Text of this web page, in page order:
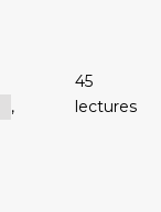
,
45
lectures